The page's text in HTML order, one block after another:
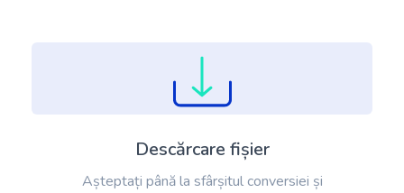
Descărcare fișier
Așteptați până la sfârșitul conversiei și